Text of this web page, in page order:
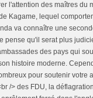
l'attention des maîtres du
Kagame, lequel
va connaître une
pense qu'il serat plus
des pays qui
histoire moderne.
pour soutenir votre
/> des FDU, la